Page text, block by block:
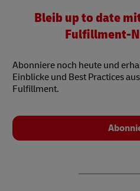
Bleib up to date
Fulfillment-
Abonniere noch heute und
Einblicke und Best Practices
Fulfillment.